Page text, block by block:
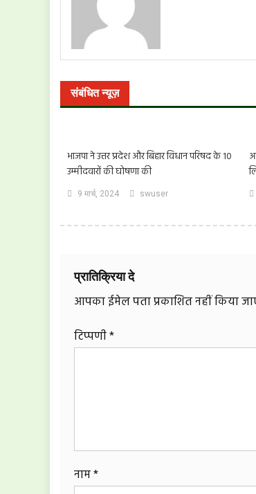
संबंधित न्यूज़
भाजपा ने उत्तर प्रदेश और बिहार विधान परिषद के 10
उम्मीदवारों की घोषणा की
9 मार्च, 2024 swuser
प्रातिक्रिया दे
आपका ईमेल पता प्रकाशित नहीं किया
टिप्पणी*
नाम*